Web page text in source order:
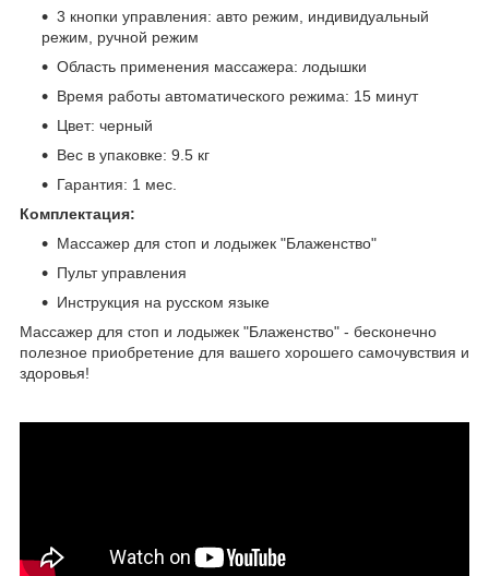
3 кнопки управления: авто режим, индивидуальный
режим, ручной режим
Область применения массажера: лодышки
Время работы автоматического режима: 15 минут
Цвет: черный
Вес в упаковке: 9.5 кг
Гарантия: 1 мес.
Комплектация:
Массажер для стоп и лодыжек "Блаженство"
Пульт управления
Инструкция на русском языке
Массажер для стоп и лодыжек "Блаженство" - бесконечно
полезное приобретение для вашего хорошего самочувствия и
здоровья!